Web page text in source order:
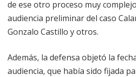
de ese otro proceso muy
audiencia preliminar del caso
Gonzalo Castillo y otros.
Además, la defensa objetó la
audiencia, que había sido fijada